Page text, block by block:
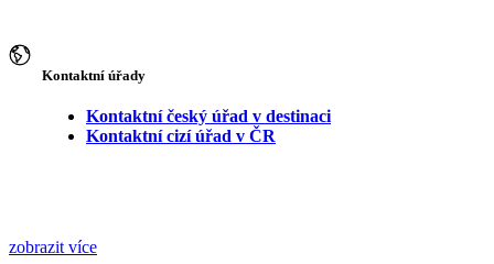
Kontaktní úřady
Kontaktní český úřad v destinaci
Kontaktní cizí úřad v ČR
zobrazit více